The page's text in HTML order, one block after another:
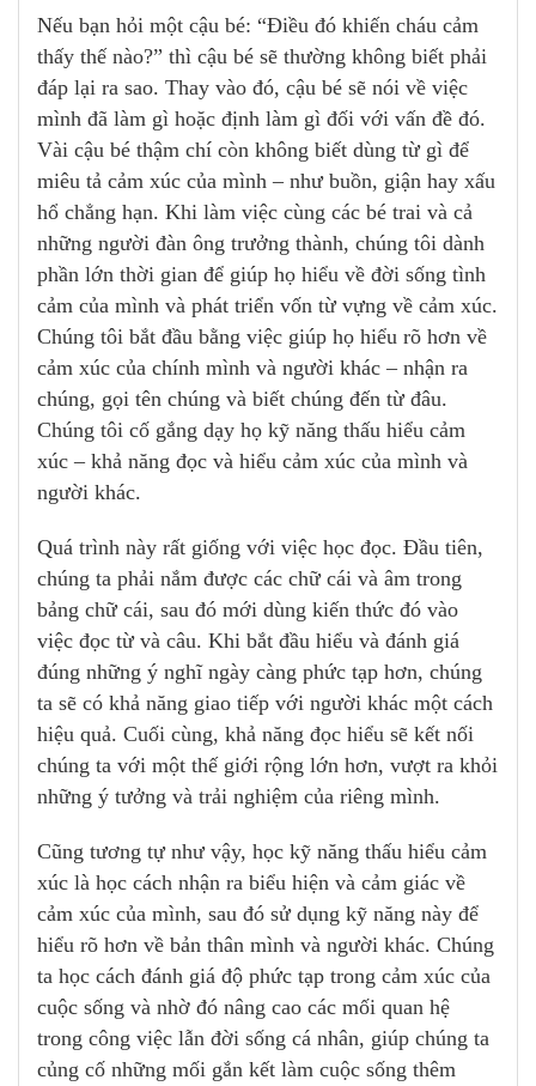
Nếu bạn hỏi một cậu bé: “Điều đó khiến cháu cảm
thấy thế nào?” thì cậu bé sẽ thường không biết phải
đáp lại ra sao. Thay vào đó, cậu bé sẽ nói về việc
mình đã làm gì hoặc định làm gì đối với vấn đề đó.
Vài cậu bé thậm chí còn không biết dùng từ gì để
miêu tả cảm xúc của mình – như buồn, giận hay xấu
hổ chẳng hạn. Khi làm việc cùng các bé trai và cả
những người đàn ông trưởng thành, chúng tôi dành
phần lớn thời gian để giúp họ hiểu về đời sống tình
cảm của mình và phát triển vốn từ vựng về cảm xúc.
Chúng tôi bắt đầu bằng việc giúp họ hiểu rõ hơn về
cảm xúc của chính mình và người khác – nhận ra
chúng, gọi tên chúng và biết chúng đến từ đâu.
Chúng tôi cố gắng dạy họ kỹ năng thấu hiểu cảm
xúc – khả năng đọc và hiểu cảm xúc của mình và
người khác.
Quá trình này rất giống với việc học đọc. Đầu tiên,
chúng ta phải nắm được các chữ cái và âm trong
bảng chữ cái, sau đó mới dùng kiến thức đó vào
việc đọc từ và câu. Khi bắt đầu hiểu và đánh giá
đúng những ý nghĩ ngày càng phức tạp hơn, chúng
ta sẽ có khả năng giao tiếp với người khác một cách
hiệu quả. Cuối cùng, khả năng đọc hiểu sẽ kết nối
chúng ta với một thế giới rộng lớn hơn, vượt ra khỏi
những ý tưởng và trải nghiệm của riêng mình.
Cũng tương tự như vậy, học kỹ năng thấu hiểu cảm
xúc là học cách nhận ra biểu hiện và cảm giác về
cảm xúc của mình, sau đó sử dụng kỹ năng này để
hiểu rõ hơn về bản thân mình và người khác. Chúng
ta học cách đánh giá độ phức tạp trong cảm xúc của
cuộc sống và nhờ đó nâng cao các mối quan hệ
trong công việc lẫn đời sống cá nhân, giúp chúng ta
củng cố những mối gắn kết làm cuộc sống thêm